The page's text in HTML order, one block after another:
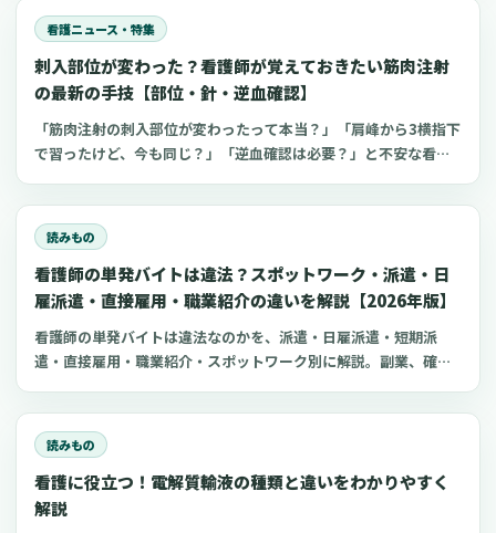
看護ニュース・特集
刺入部位が変わった？看護師が覚えておきたい筋肉注射
の最新の手技【部位・針・逆血確認】
「筋肉注射の刺入部位が変わったって本当？」「肩峰から3横指下
で習ったけど、今も同じ？」「逆血確認は必要？」と不安な看護
び方、針のゲージと長さ、皮下注射との違い、神経損傷やSIRVA
を避けるポイント、ワクチン接種時の手順までわかりやすく解説
します。
読みもの
看護師の単発バイトは違法？スポットワーク・派遣・日
雇派遣・直接雇用・職業紹介の違いを解説【2026年版】
看護師の単発バイトは違法なのかを、派遣・日雇派遣・短期派
遣・直接雇用・職業紹介・スポットワーク別に解説。副業、確定
点も整理します。
読みもの
看護に役立つ！電解質輸液の種類と違いをわかりやすく
解説